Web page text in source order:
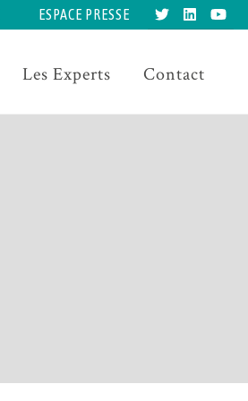
Les Experts Contact
ESPACE PRESSE